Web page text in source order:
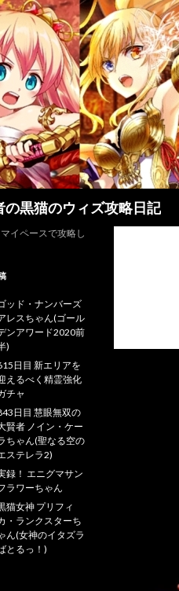
の黒猫のウィズ攻略日記
イペースで攻略し
ッド・ナンバーズ
レスちゃん(ゴール
ンアワード2020前
)
日目 新エリアを
えるべく精霊強化
チャ
日目 慧眼無双の
賢者 ノイン・ケー
ちゃん(聖なる空の
ステレラ2)
録！ エニグマサン
ラワーちゃん
猫女神 プリフィ
・ランクスターち
ん(女神のイタズラ
とるっ！)